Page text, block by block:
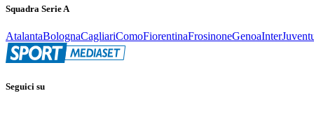
Squadra Serie A
AtalantaBolognaCagliariComoFiorentinaFrosinoneGenoaInter
Seguici su